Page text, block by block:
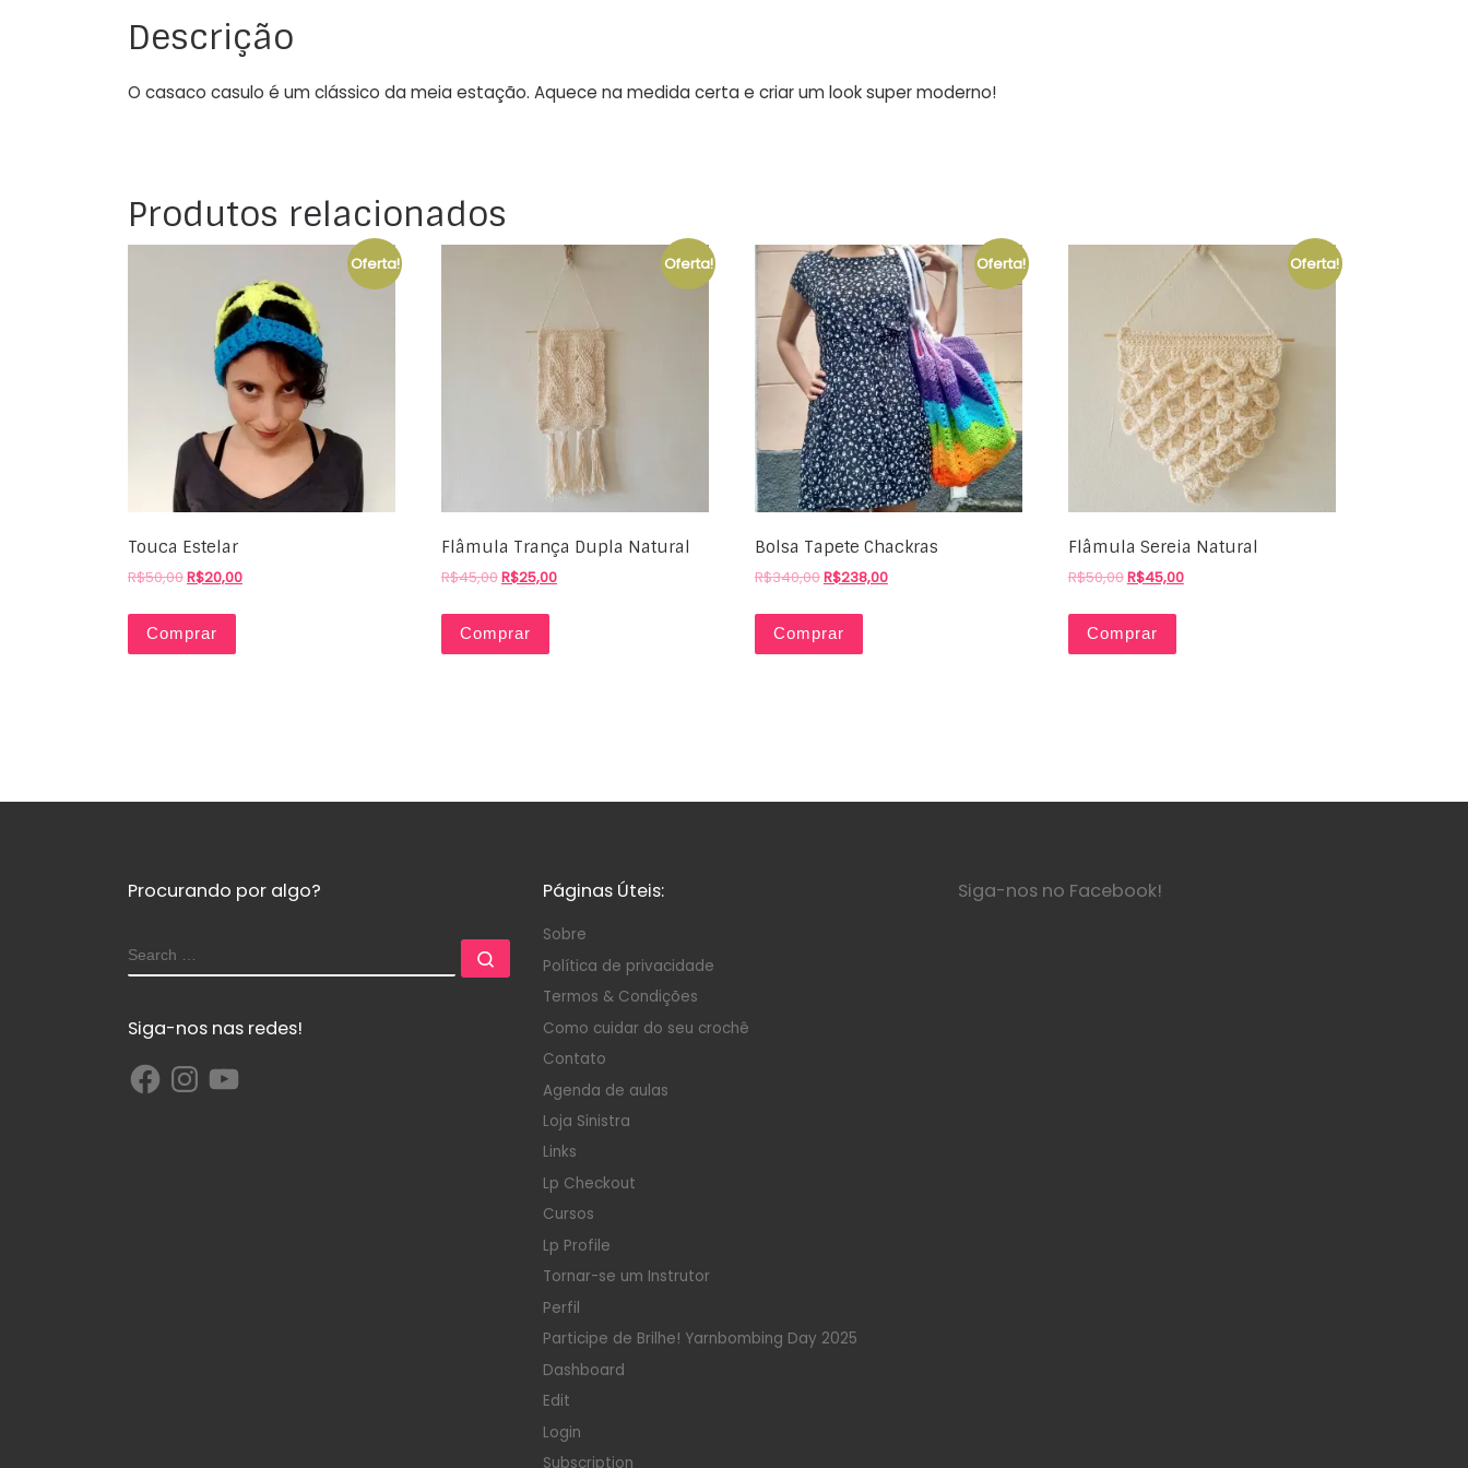
Descrição
O casaco casulo é um clássico da meia estação. Aquece na medida certa e criar um look super moderno!
Produtos relacionados
Oferta!
Touca Estelar
R$50,00R$20,00
Comprar
Oferta!
Flâmula Trança Dupla Natural
R$45,00R$25,00
Comprar
Oferta!
Bolsa Tapete Chackras
R$340,00R$238,00
Comprar
Oferta!
Flâmula Sereia Natural
R$50,00R$45,00
Comprar
Procurando por algo?
Siga-nos nas redes!
Páginas Úteis:
Sobre
Política de privacidade
Termos & Condições
Como cuidar do seu crochê
Contato
Agenda de aulas
Loja Sinistra
Links
Lp Checkout
Cursos
Lp Profile
Tornar-se um Instrutor
Perfil
Participe de Brilhe! Yarnbombing Day 2025
Dashboard
Edit
Login
Subscription
Siga-nos no Facebook!